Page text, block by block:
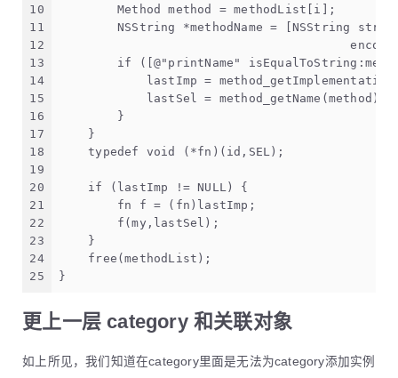
10
11
12
13
14
15
16
17
18
19
20
21
22
23
24
25
        Method method = methodList[i];
NSString *methodName = [NSString
if ([@"printName"
lastImp =
            lastSel = method_getName(method);
        }
    }
    typedef void (*fn)(id,SEL);
    if (lastImp != NULL) {
        fn f = (fn)lastImp;
        f(my,lastSel);
    }
    free(methodList);
}
更上一层 category 和关联对象
如上所见，我们知道在category里面是无法为category添加实例